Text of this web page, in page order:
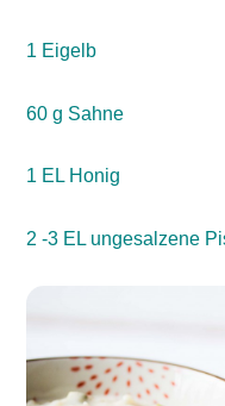
1 Eigelb
60 g Sahne
1 EL Honig
2 -3 EL ungesalzene